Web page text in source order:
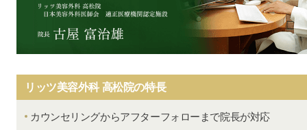
リッツ美容外科 高松院の特長
カウンセリングからアフターフォローまで院長が対応